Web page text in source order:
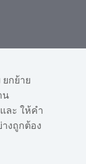
กย้าย
น
ละ ให้คำ
งถูกต้อง